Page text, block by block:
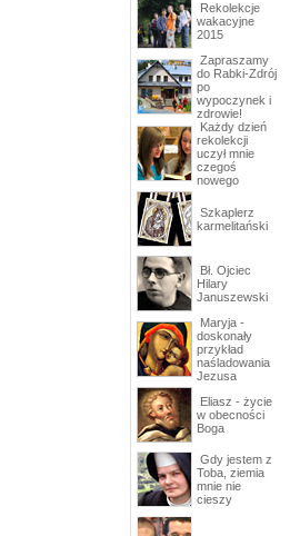
Rekolekcje
wakacyjne
2015
Zapraszamy
do Rabki-Zdrój
po
wypoczynek i
zdrowie!
Każdy dzień
rekolekcji
uczył mnie
czegoś
nowego
Szkaplerz
karmelitański
Bł. Ojciec
Hilary
Januszewski
Maryja -
doskonały
przykład
naśladowania
Jezusa
Eliasz - życie
w obecności
Boga
Gdy jestem z
Toba, ziemia
mnie nie
cieszy